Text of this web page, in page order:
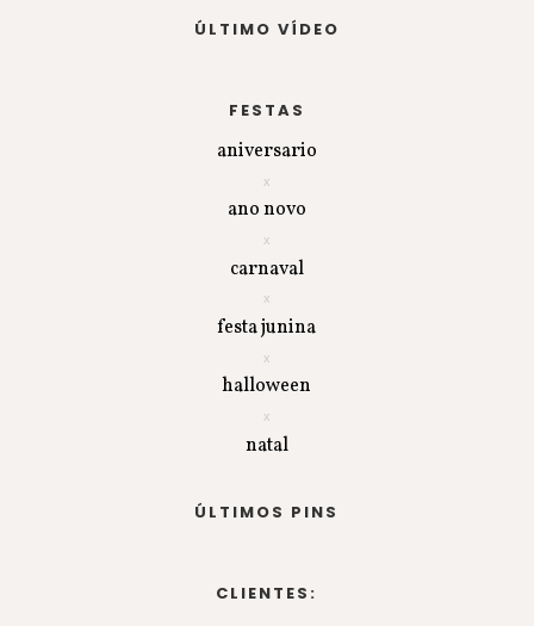
ÚLTIMO VÍDEO
FESTAS
aniversario
ano novo
carnaval
festa junina
halloween
natal
ÚLTIMOS PINS
CLIENTES: